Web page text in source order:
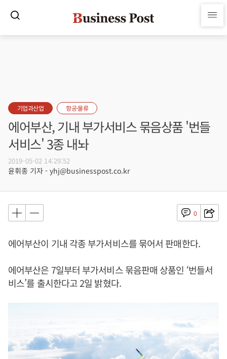
기업과산업 항공·물류
에어부산, 기내 부가서비스 묶음상품 '번들
서비스' 3종 내놔
2019-05-02 14:29:52
윤휘종 기자 - yhj@businesspost.co.kr
0
에어부산이 기내 각종 부가서비스를 묶어서 판매한다.
에어부산은 7일부터 부가서비스 묶음판매 상품인 ‘번들서
비스’를 출시한다고 2일 밝혔다.